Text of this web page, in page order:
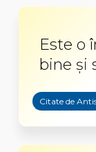
Este o
bine şi
Citate de